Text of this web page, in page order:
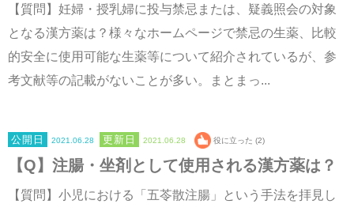
【質問】妊婦・授乳婦に投与禁忌または、疑義照会の対象
となる漢方薬は？様々なホームページで禁忌の生薬、比較
的安全に使用可能な生薬等について紹介されているが、参
考文献等の記載がないことが多い。まとまっ...
2021.06.28 2021.06.28 役に立った (2)
【Q】注腸・坐剤として使用される漢方薬は？
【質問】小児における「五苓散注腸」という手法を拝見し